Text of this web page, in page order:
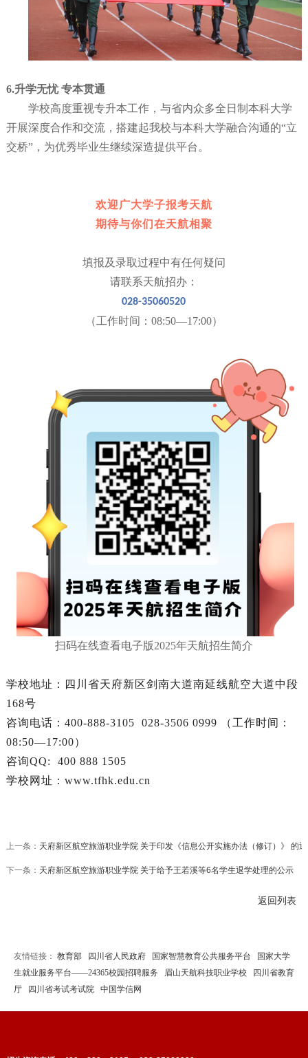
6.升学无忧 专本贯通
学校高度重视专升本工作，与省内众多全日制本科大学
开展深度合作和交流，搭建起我校与本科大学融合沟通的“立
交桥”，为优秀毕业生继续深造提供平台。
欢迎广大学子报考天航
期待与你们在天航相聚
填报及录取过程中有任何疑问
请联系天航招办：
028-35060520
（工作时间：08:50—17:00）
扫码在线查看电子版2025年天航招生简介
学校地址：四川省天府新区剑南大道南延线航空大道中段
168号
咨询电话：400-888-3105 028-3506 0999 （工作时间：
08:50—17:00）
咨询QQ: 400 888 1505
学校网址：www.tfhk.edu.cn
上一条： 天府新区航空旅游职业学院 关于印发《信息公开实施办法（修订）》 的
下一条： 天府新区航空旅游职业学院 关于给予王若溪等6名学生退学处理的公示
返回列表
友情链接： 教育部 四川省人民政府 国家智慧教育公共服务平台
国家大学
生就业服务平台——24365校园招聘服务
眉山天航科技职业学校
四川省教育
厅
四川省考试考试院 中国学信网